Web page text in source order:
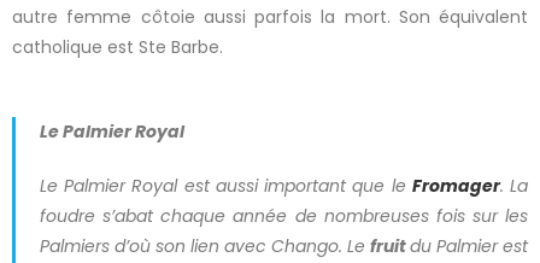
autre femme côtoie aussi parfois la mort. Son équivalent
catholique est Ste Barbe.
Le Palmier Royal
Le Palmier Royal est aussi important que le Fromager. La
foudre s’abat chaque année de nombreuses fois sur les
Palmiers d’où son lien avec Chango. Le fruitdu Palmier est